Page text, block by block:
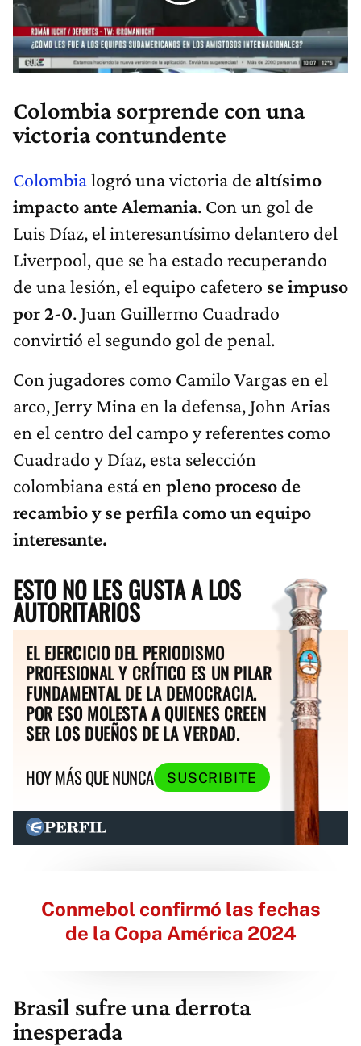
Colombia sorprende con una
victoria contundente
Colombialogró una victoria de altísimo
impacto ante Alemania. Con un gol de
Luis Díaz, el interesantísimo delantero del
Liverpool, que se ha estado recuperando
de una lesión, el equipo cafetero se impuso
por 2-0. Juan Guillermo Cuadrado
convirtió el segundo gol de penal.
Con jugadores como Camilo Vargas en el
arco, Jerry Mina en la defensa, John Arias
en el centro del campo y referentes como
Cuadrado y Díaz, esta selección
colombiana está en pleno proceso de
recambio y se perfila como un equipo
interesante.
ESTO NO LES GUSTA A LOS
AUTORITARIOS
EL EJERCICIO DEL PERIODISMO
PROFESIONAL Y CRÍTICO ES UN PILAR
FUNDAMENTAL DE LA DEMOCRACIA.
POR ESO MOLESTA A QUIENES CREEN
SER LOS DUEÑOS DE LA VERDAD.
HOY MÁS QUE NUNCA
SUSCRIBITE
Conmebol confirmó las fechas
de la Copa América 2024
Brasil sufre una derrota
inesperada